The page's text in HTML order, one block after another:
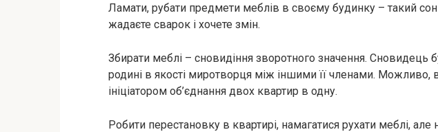
Ламати, рубати предмети меблів в своєму будинку – такий
жадаєте сварок і хочете змін.
Збирати меблі – сновидіння зворотного значення. Сновидець
родині в якості миротворця між іншими її членами. Можливо,
ініціатором об’єднання двох квартир в одну.
Робити перестановку в квартирі, намагатися рухати меблі, але